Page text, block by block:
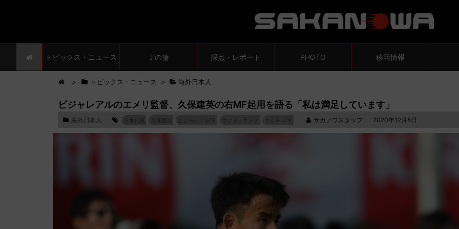
トピックス・ニュース Ｊの輪 採点・レポート PHOTO 移籍情報
> トピックス・ニュース > 海外日本人
ビジャレアルのエメリ監督、久保建英の右MF起用を語る「私は満足しています」
海外日本人 久保建英 サカノワスタッフ 2020年12月8日